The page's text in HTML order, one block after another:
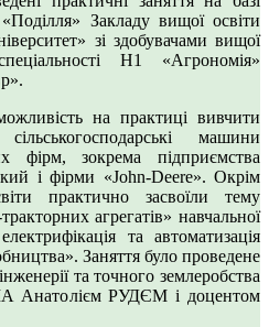
Закладу вищої освіти
зі здобувачами вищої
Н1 «Агрономія»
на практиці вивчити
машини
фірм, зокрема підприємства
і фірми «John-Deere». Окрім
практично засвоїли тему
агрегатів» навчальної
та автоматизація
Заняття було проведене
та точного землеробства
РУДЄМ і доцентом